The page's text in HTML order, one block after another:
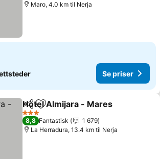
Maro, 4.0 km til Nerja
Se priser
Del Legg til i favoritter
Hotel Almijara - Mares
3 Stjerner
8,8 Fantastisk
1 679
La Herradura, 13.4 km til Nerja